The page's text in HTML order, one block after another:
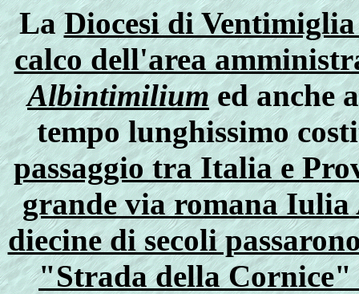
LaDiocesi di
calco dell'area
Albintimiliumed anche
tempo lunghissimo
passaggio tra Italia e
grande via romana Iulia
diecine di secoli
"Strada della Cornice"